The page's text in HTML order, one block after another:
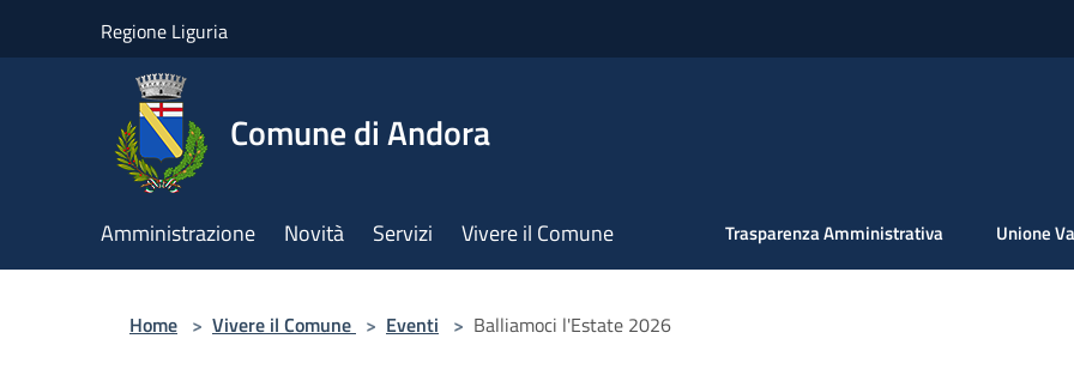
Regione Liguria
Comune di Andora
Amministrazione Novità Servizi Vivere il Comune Trasparenza Amministrativa Unione
Home > Vivere il Comune > Eventi > Balliamoci l'Estate 2026